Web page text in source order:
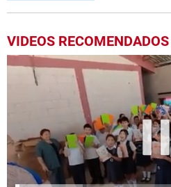
VIDEOS RECOMENDADOS